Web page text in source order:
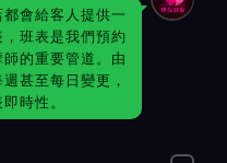
會給客人提供一
班表是我們預約
的重要管道。由
甚至每日變更，
時性。